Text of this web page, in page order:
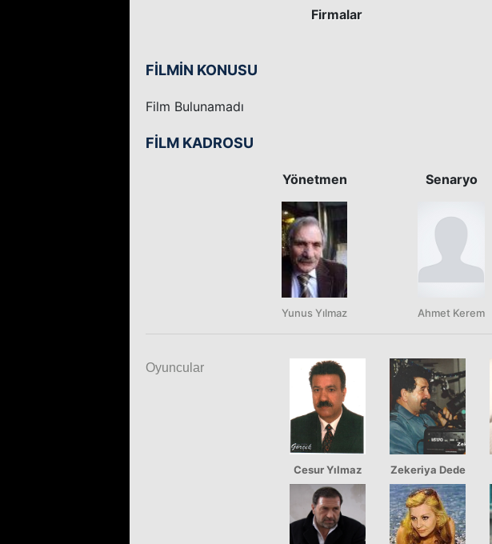
Firmalar
FİLMİN KONUSU
Film Bulunamadı
FİLM KADROSU
Yönetmen
Yunus Yılmaz
Senaryo
Ahmet Kerem
Oyuncular
Cesur Yılmaz Zekeriya Dede